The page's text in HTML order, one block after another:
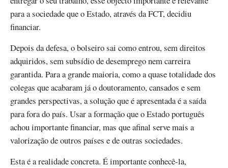
para a sociedade que o Estado, através da FCT, decidiu
financiar.
Depois da defesa, o bolseiro sai como entrou, sem direitos
adquiridos, sem subsídio de desemprego nem carreira
garantida. Para a grande maioria, como a quase totalidade dos
colegas que acabaram já o doutoramento, cansados e sem
grandes perspectivas, a solução que é apresentada é a saída
para fora do país. Usar a formação que o Estado português
achou importante financiar, mas que afinal serve mais a
valorização de outros países e de outras sociedades.
Esta é a realidade concreta. É importante conhecê-la,